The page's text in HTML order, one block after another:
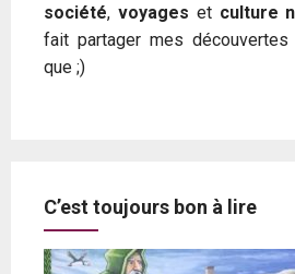
société, voyages et culture
fait partager mes
que ;)
C’est toujours bon à lire